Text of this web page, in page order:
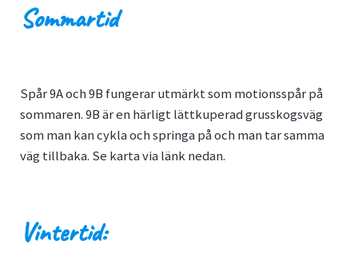
Sommartid
Spår 9A och 9B fungerar utmärkt som motionsspår på
sommaren. 9B är en härligt lättkuperad grusskogsväg
som man kan cykla och springa på och man tar samma
väg tillbaka. Se karta via länk nedan.
Vintertid: